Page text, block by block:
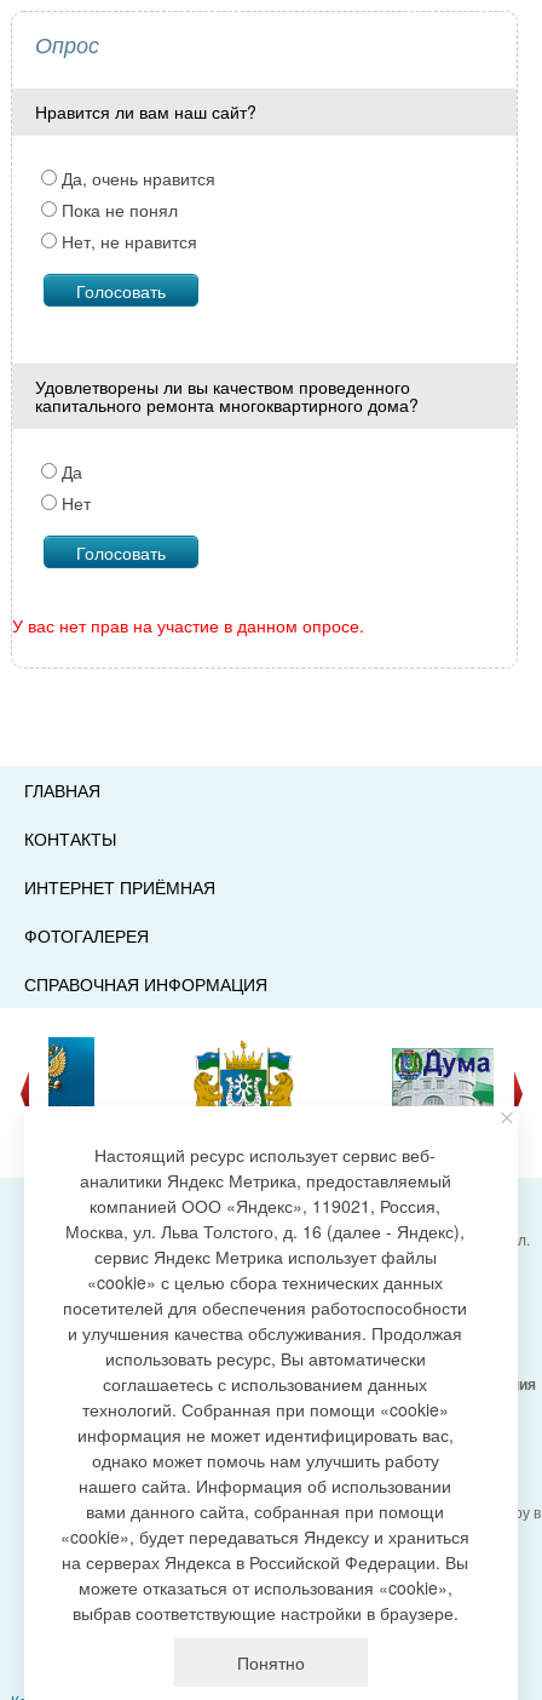
Опрос
Нравится ли вам наш сайт?
Да, очень нравится
Пока не понял
Нет, не нравится
Удовлетворены ли вы качеством проведенного
капитального ремонта многоквартирного дома?
Да
Нет
У вас нет прав на участие в данном опросе.
ГЛАВНАЯ
КОНТАКТЫ
ИНТЕРНЕТ ПРИЁМНАЯ
ФОТОГАЛЕРЕЯ
СПРАВОЧНАЯ ИНФОРМАЦИЯ
создание сайта
Администрация городского поселения Излучинск, ул.
Энергетиков, 6, пгт. Излучинск, Нижневартовский
район,
Ханты-Мансийский автономный округ-Югра
(Тюменская область), 628634
Сетевое изданиеhttps://www.gp-izluchinsk.ru
16+
Учредитель -Администрация городского поселения
Излучинск
Главный редактор - Бурич Денис Ярославович
Телефон/факс: (3466) 28-13-77 , e-mail:
admizl@rambler.ru
Сетевое изданиеhttps://www.gp-izluchinsk.ru
зарегистрировано Федеральной службой по надзору в
сфере связи,
информационных технологий и массовых
коммуникаций (Роскомнадзор), регистрационный
номер СМИ
ЭЛ № ФС77-87353 от 27.04.2024
персональных данных
Настоящий ресурс использует сервис веб-
аналитики Яндекс Метрика, предоставляемый
компанией ООО «Яндекс», 119021, Россия,
Москва, ул. Льва Толстого, д. 16 (далее - Яндекс),
сервис Яндекс Метрика использует файлы
«cookie» с целью сбора технических данных
посетителей для обеспечения работоспособности
и улучшения качества обслуживания. Продолжая
использовать ресурс, Вы автоматически
соглашаетесь с использованием данных
технологий. Собранная при помощи «cookie»
информация не может идентифицировать вас,
однако может помочь нам улучшить работу
нашего сайта. Информация об использовании
вами данного сайта, собранная при помощи
«cookie», будет передаваться Яндексу и храниться
на серверах Яндекса в Российской Федерации. Вы
можете отказаться от использования «cookie»,
выбрав соответствующие настройки в браузере.
Понятно